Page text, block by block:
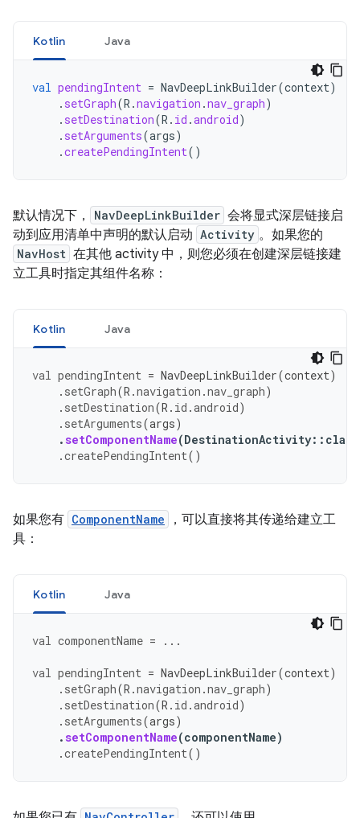
Kotlin Java
val pendingIntent = NavDeepLinkBuilder(context)
. setGraph(R .navigation .nav_graph)
. setDestination(R . id .android)
. setArguments(args)
.createPendingIntent()
默认情况下， NavDeepLinkBuilder 会将显式深层链接启
动到应用清单中声明的默认启动 Activity 。如果您的
NavHost 在其他 activity 中，则您必须在创建深层链接建
立工具时指定其组件名称：
Kotlin Java
val pendingIntent = NavDeepLinkBuilder(context)
. setGraph(R .navigation .nav_graph)
. setDestination(R . id .android)
. setArguments(args)
.setComponentName(DestinationActivity:: class
.createPendingIntent()
如果您有 ComponentName
，可以直接将其传递给建立工
具：
Kotlin Java
val componentName = ...
val pendingIntent = NavDeepLinkBuilder(context)
. setGraph(R .navigation .nav_graph)
. setDestination(R . id .android)
. setArguments(args)
.setComponentName(componentName)
.createPendingIntent()